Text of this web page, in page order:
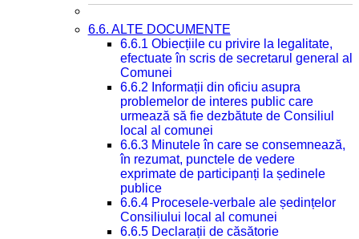
6.6. ALTE DOCUMENTE
6.6.1 Obiecțiile cu privire la legalitate,
efectuate în scris de secretarul general al
Comunei
6.6.2 Informații din oficiu asupra
problemelor de interes public care
urmează să fie dezbătute de Consiliul
local al comunei
6.6.3 Minutele în care se consemnează,
în rezumat, punctele de vedere
exprimate de participanți la ședinele
publice
6.6.4 Procesele-verbale ale ședințelor
Consiliului local al comunei
6.6.5 Declarații de căsătorie